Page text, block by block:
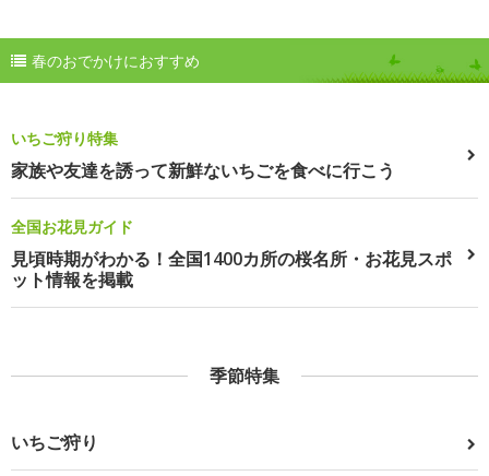
春のおでかけにおすすめ
いちご狩り特集
家族や友達を誘って新鮮ないちごを食べに行こう
全国お花見ガイド
見頃時期がわかる！全国1400カ所の桜名所・お花見スポ
ット情報を掲載
季節特集
いちご狩り